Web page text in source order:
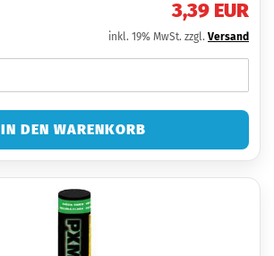
3,39 EUR
inkl. 19% MwSt. zzgl. Versand
IN DEN WARENKORB